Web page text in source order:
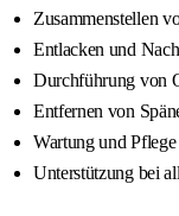
Zusammenstellen
Entlacken und
Durchführung von
Entfernen von
Wartung und
Unterstützung bei